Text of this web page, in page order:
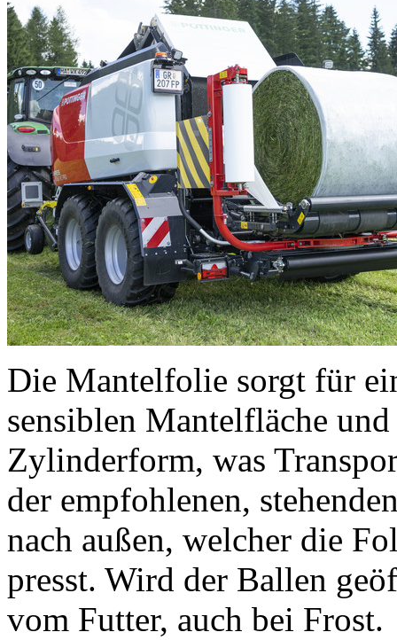
Die Mantelfolie sorgt für
sensiblen Mantelfläche
Zylinderform, was
der empfohlenen,
nach außen, welcher die
presst. Wird der Ballen
vom Futter, auch bei Frost.